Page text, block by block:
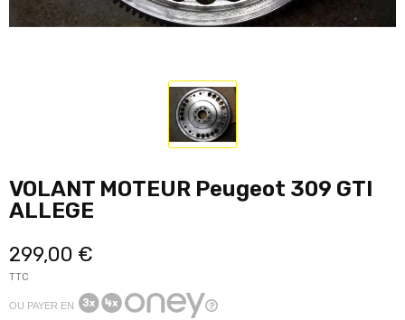
VOLANT MOTEUR Peugeot 309 GTI
ALLEGE
299,00 €
TTC
OU PAYER EN